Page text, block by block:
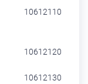
10612110
10612120
10612130